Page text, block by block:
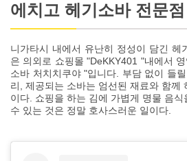
에치고 헤기소바 전문
니가타시 내에서 유난히 정성이 담긴 헤
은 의외로 쇼핑몰 "DeKKY401 "내에서
소바 처치치쿠야 "입니다. 부담 없이 들
리, 제공되는 소바는 엄선된 재료와 함께
이다. 쇼핑을 하는 김에 가볍게 명물 음
수 있는 것은 정말 호사스러운 일이다.